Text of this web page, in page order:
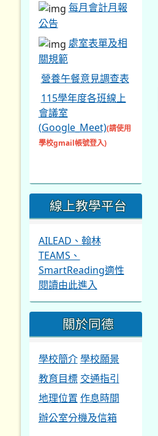
每月會計月報
公告
處室表單及相
關規範
營養午餐意見調查表
115學年度各班線上
會議室
(Google_Meet)(請使用
學校gmail帳號登入)
線上教學平台
AILEAD、翰林
TEAMS、
SmartReading適性
閱讀由此進入
關於同德
學校簡介 學校願景
教育目標 交通指引
地理位置 作息時間
辦公室分機及信箱